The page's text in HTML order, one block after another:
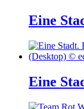
Eine
Eine